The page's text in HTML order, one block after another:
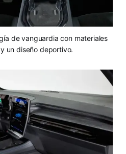
de vanguardia con materiales
un diseño deportivo.